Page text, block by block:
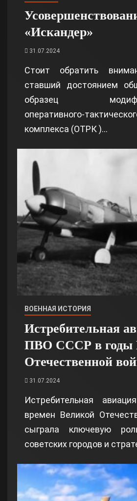
«Искандер»
31.07.2024
Стоит обратить
ставший достоянием
образец
оперативного-
комплекса (ОТРК )…
ВОЕННАЯ ИСТОРИЯ
Истребительная
ПВО СССР в годы
Отечественной
31.07.2024
Истребительная
времен Великой
сыграла ключевую
советских городов и